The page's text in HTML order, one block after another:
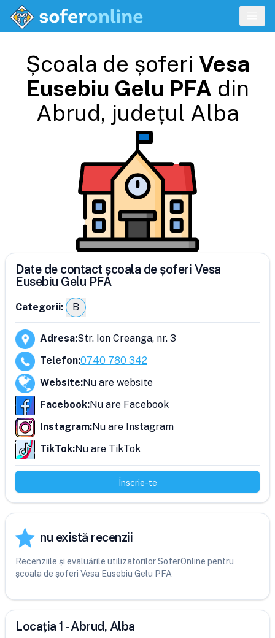
Școala de șoferi Vesa
Eusebiu Gelu PFA din
Abrud, județul Alba
Date de contact școala de șoferi Vesa
Eusebiu Gelu PFA
Categorii: B
Adresa:Str. Ion Creanga, nr. 3
Telefon:0740 780 342
Website:Nu are website
Facebook:Nu are Facebook
Instagram:Nu are Instagram
TikTok:Nu are TikTok
Înscrie-te
nu există recenzii
Recenziile și evaluările utilizatorilor SoferOnline pentru
școala de șoferi Vesa Eusebiu Gelu PFA
Locația 1 - Abrud, Alba